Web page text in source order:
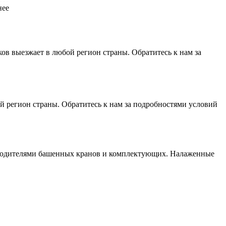
выезжает в любой регион страны. Обратитесь к нам за
страны. Обратитесь к нам за подробностями условий
башенных кранов и комплектующих. Налаженные